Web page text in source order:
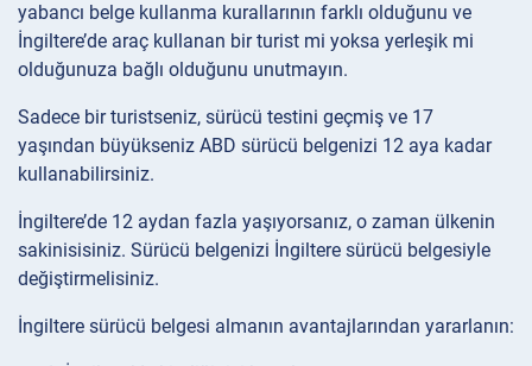
yabancı belge kullanma kurallarının farklı olduğunu ve
İngiltere’de araç kullanan bir turist mi yoksa yerleşik mi
olduğunuza bağlı olduğunu unutmayın.
Sadece bir turistseniz, sürücü testini geçmiş ve 17
yaşından büyükseniz ABD sürücü belgenizi 12 aya kadar
kullanabilirsiniz.
İngiltere’de 12 aydan fazla yaşıyorsanız, o zaman ülkenin
sakinisisiniz. Sürücü belgenizi İngiltere sürücü belgesiyle
değiştirmelisiniz.
İngiltere sürücü belgesi almanın avantajlarından yararlanın: